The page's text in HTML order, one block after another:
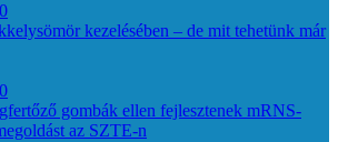
0
kezelésében – de mit tehetünk már
0
gombák ellen fejlesztenek mRNS-
az SZTE-n